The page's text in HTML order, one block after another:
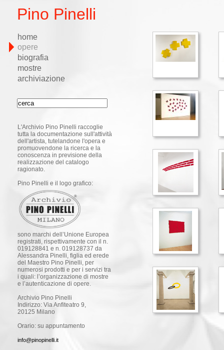
Pino Pinelli
home
opere
biografia
mostre
archiviazione
L'Archivio Pino Pinelli raccoglie
tutta la documentazione sull'attività
dell'artista, tutelandone l'opera e
promuovendone la ricerca e la
conoscenza in previsione della
realizzazione del catalogo
ragionato.
Pino Pinelli e il logo grafico:
sono marchi dell’Unione Europea
registrati, rispettivamente con il n.
019128841 e n. 019128737 da
Alessandra Pinelli, figlia ed erede
del Maestro Pino Pinelli, per
numerosi prodotti e per i servizi tra
i quali: l’organizzazione di mostre
e l’autenticazione di opere.
Archivio Pino Pinelli
Indirizzo: Via Anfiteatro 9,
20125 Milano
Orario: su appuntamento
info@pinopinelli.it